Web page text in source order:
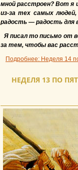
мной расстроен? Вот я
из-за тех самых
радость — радость для
Я писал то письмо от
за тем, чтобы вас
Подробнее: Неделя 14
НЕДЕЛЯ 13 ПО